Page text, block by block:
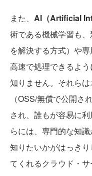
また、 AI（Artificial
術である機械学習も
を解決する方式）や
高速で処理できるよ
知りません。それら
（OSS/無償で公開さ
され、誰もが容易に
らには、専門的な知
知りたいかがはっき
てくれるクラウド・サ